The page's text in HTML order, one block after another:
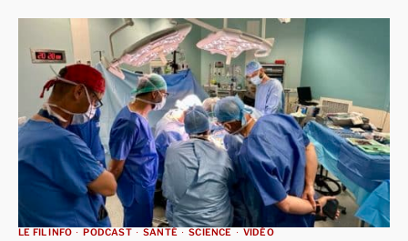
LE FIL INFO PODCAST SANTÉ SCIENCE VIDÉO